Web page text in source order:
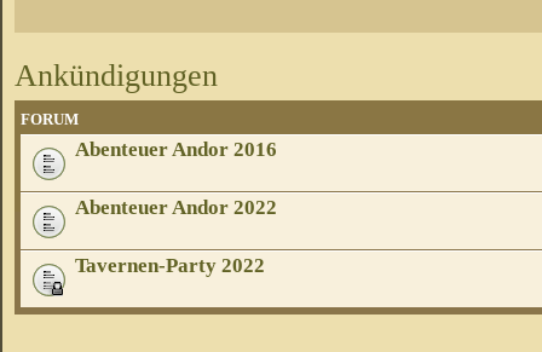
Ankündigungen
FORUM
Abenteuer Andor 2016
Abenteuer Andor 2022
Tavernen-Party 2022